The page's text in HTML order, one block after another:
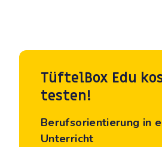
TüftelBox Edu
testen!
Berufsorientierung in
Unterricht